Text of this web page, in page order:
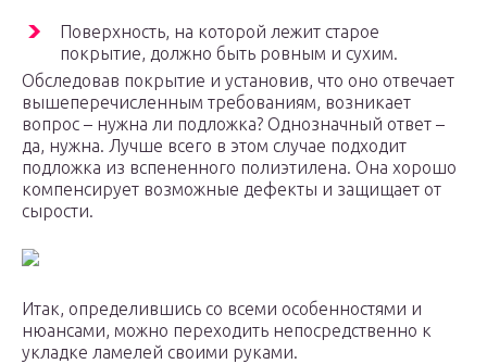
Поверхность, на которой лежит старое
покрытие, должно быть ровным и сухим.
Обследовав покрытие и установив, что оно отвечает
вышеперечисленным требованиям, возникает
вопрос – нужна ли подложка? Однозначный ответ –
да, нужна. Лучше всего в этом случае подходит
подложка из вспененного полиэтилена. Она хорошо
компенсирует возможные дефекты и защищает от
сырости.
Итак, определившись со всеми особенностями и
нюансами, можно переходить непосредственно к
укладке ламелей своими руками.